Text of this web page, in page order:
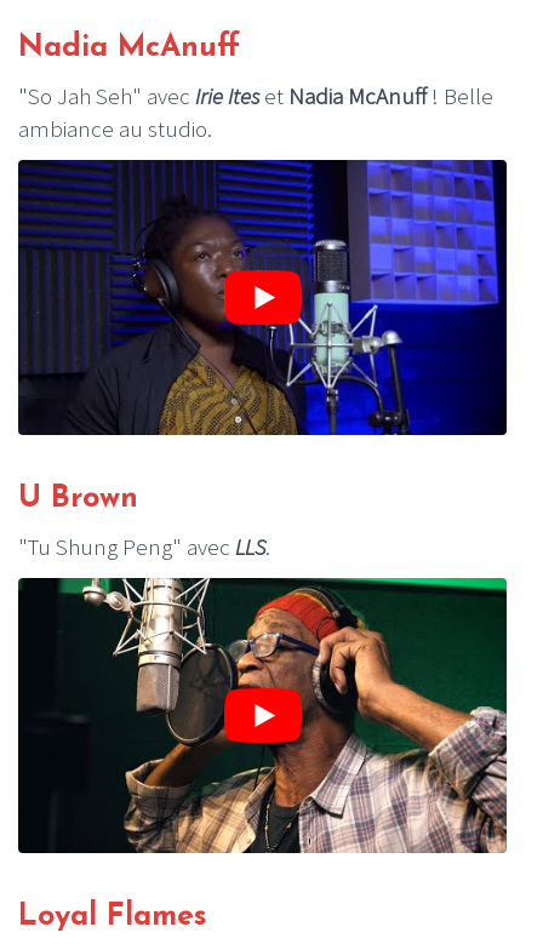
Nadia McAnuff
"So Jah Seh" avec Irie Iteset Nadia McAnuff! Belle
ambiance au studio.
U Brown
"Tu Shung Peng" avec LLS.
Loyal Flames